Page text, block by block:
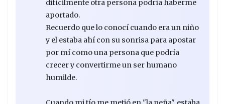
difícilmente otra persona podría haberme
aportado.
Recuerdo que lo conocí cuando era un niño
y el estaba ahí con su sonrisa para apostar
por mí como una persona que podría
crecer y convertirme un ser humano
humilde.